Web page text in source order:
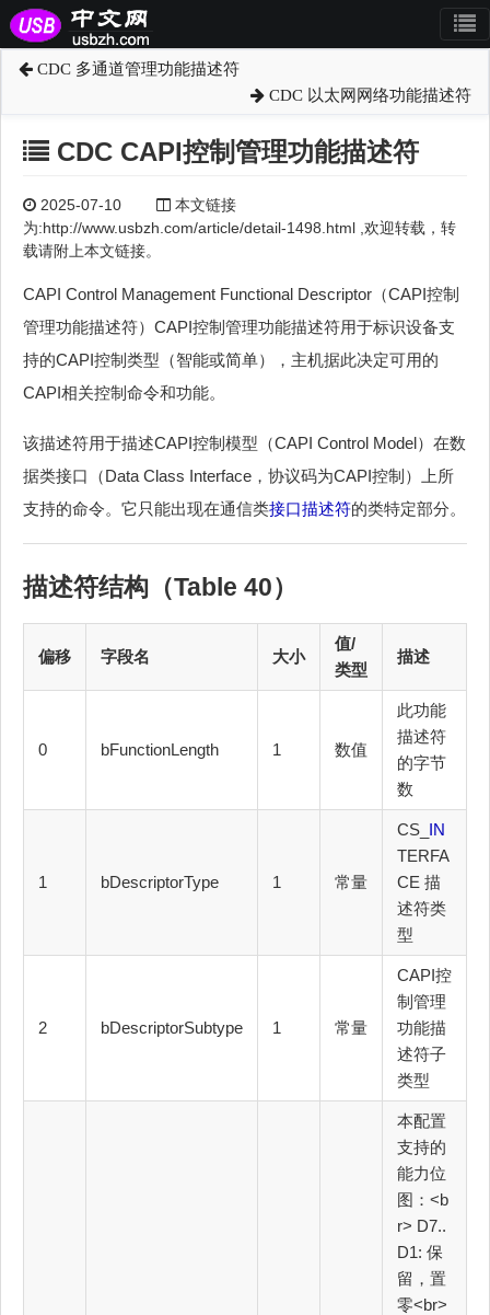
CDC 多通道管理功能描述符
CDC 以太网网络功能描述符
CDC CAPI控制管理功能描述符
2025-07-10
本文链接
为:http://www.usbzh.com/article/detail-1498.html ,欢迎转载，转
载请附上本文链接。
CAPI Control Management Functional Descriptor（CAPI控制
管理功能描述符）CAPI控制管理功能描述符用于标识设备支
持的CAPI控制类型（智能或简单），主机据此决定可用的
CAPI相关控制命令和功能。
该描述符用于描述CAPI控制模型（CAPI Control Model）在数
据类接口（Data Class Interface，协议码为CAPI控制）上所
支持的命令。它只能出现在通信类接口描述符的类特定部分。
描述符结构（Table 40）
偏移 字段名 大小
值/
类型
描述
0 bFunctionLength 1 数值
此功能
描述符
的字节
数
1 bDescriptorType 1 常量
CS_ IN
TERFA
CE 描
述符类
型
2 bDescriptorSubtype 1 常量
CAPI控
制管理
功能描
述符子
类型
本配置
支持的
能力位
图：<b
r> D7..
D1: 保
留，置
零<br>